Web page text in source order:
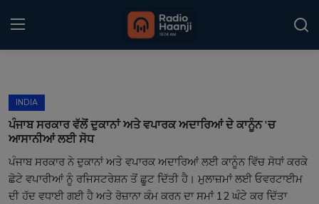
Home
Kitaab Kahani
INDIA
ਪੰਜਾਬ ਸਰਕਾਰ ਵੱਲੋਂ ਦੁਕਾਨਾਂ ਅਤੇ ਵਪਾਰਕ ਅਦਾਰਿਆਂ ਦੇ ਕਾਨੂੰਨ 'ਚ
ਆਸਾਨੀਆਂ ਲਈ ਸੋਧ
ਪੰਜਾਬ ਸਰਕਾਰ ਨੇ ਦੁਕਾਨਾਂ ਅਤੇ ਵਪਾਰਕ ਅਦਾਰਿਆਂ ਲਈ ਕਾਨੂੰਨ ਵਿੱਚ ਸੋਧਾਂ ਕਰਕੇ
ਛੋਟੇ ਵਪਾਰੀਆਂ ਨੂੰ ਰਜਿਸਟਰੇਸ਼ਨ ਤੋਂ ਛੂਟ ਦਿੱਤੀ ਹੈ। ਮੁਲਾਜ਼ਮਾਂ ਲਈ ਓਵਰਟਾਈਮ
ਦੀ ਹੱਦ ਵਧਾਈ ਗਈ ਹੈ ਅਤੇ ਰੋਜ਼ਾਨਾ ਕੰਮ ਕਰਨ ਦਾ ਸਮਾਂ 12 ਘੰਟੇ ਕਰ ਦਿੱਤਾ